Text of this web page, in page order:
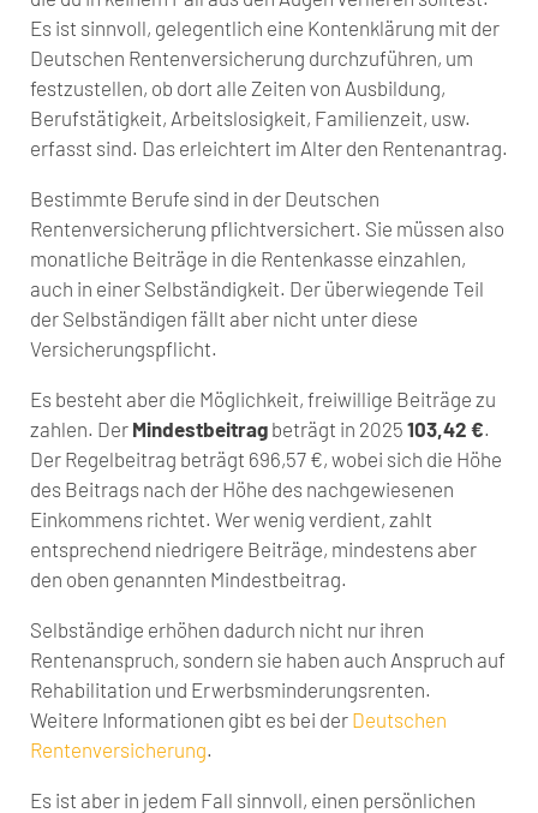
Es ist sinnvoll, gelegentlich eine Kontenklärung mit der
Deutschen Rentenversicherung durchzuführen, um
festzustellen, ob dort alle Zeiten von Ausbildung,
Berufstätigkeit, Arbeitslosigkeit, Familienzeit, usw.
erfasst sind. Das erleichtert im Alter den Rentenantrag.
Bestimmte Berufe sind in der Deutschen
Rentenversicherung pflichtversichert. Sie müssen also
monatliche Beiträge in die Rentenkasse einzahlen,
auch in einer Selbständigkeit. Der überwiegende Teil
der Selbständigen fällt aber nicht unter diese
Versicherungspflicht.
Es besteht aber die Möglichkeit, freiwillige Beiträge zu
zahlen. Der Mindestbeitrag beträgt in 2025 103,42 €.
Der Regelbeitrag beträgt 696,57 €, wobei sich die Höhe
des Beitrags nach der Höhe des nachgewiesenen
Einkommens richtet. Wer wenig verdient, zahlt
entsprechend niedrigere Beiträge, mindestens aber
den oben genannten Mindestbeitrag.
Selbständige erhöhen dadurch nicht nur ihren
Rentenanspruch, sondern sie haben auch Anspruch auf
Rehabilitation und Erwerbsminderungsrenten.
Weitere Informationen gibt es bei der Deutschen
Rentenversicherung.
Es ist aber in jedem Fall sinnvoll, einen persönlichen